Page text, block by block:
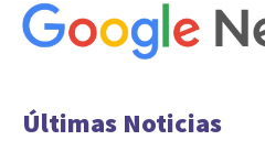
Últimas Noticias